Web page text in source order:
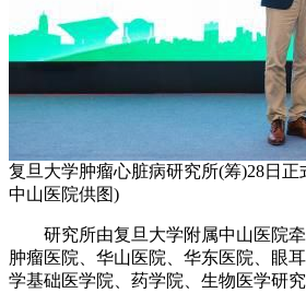
复旦大学肿瘤心脏病研究所(筹)28日
中山医院供图)
研究所由复旦大学附属中山医院牵
肿瘤医院、华山医院、华东医院、眼
学基础医学院、药学院、生物医学研